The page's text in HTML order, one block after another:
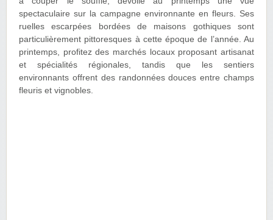
spectaculaire sur la campagne environnante en fleurs. Ses
ruelles escarpées bordées de maisons gothiques sont
particulièrement pittoresques à cette époque de l’année. Au
printemps, profitez des marchés locaux proposant artisanat
et spécialités régionales, tandis que les sentiers
environnants offrent des randonnées douces entre champs
fleuris et vignobles.